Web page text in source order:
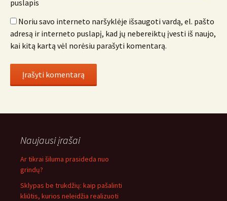
puslapis
Noriu savo interneto naršyklėje išsaugoti vardą, el. pašto
adresą ir interneto puslapį, kad jų nebereiktų įvesti iš naujo,
kai kitą kartą vėl norėsiu parašyti komentarą.
Naujausi įrašai
Ar tikrai šiluma prasideda nuo
grindų?
Sklypas be trukdžių: kaip pašalinti
kliūtis, kurios neleidžia realizuoti